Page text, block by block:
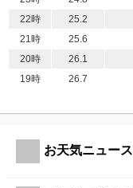
22時
25.2
21時
25.6
20時
26.1
19時
26.7
お天気ニュース